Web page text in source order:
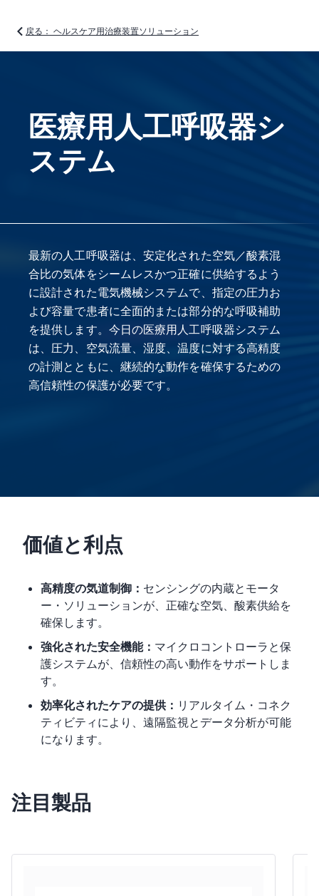
戻る： ヘルスケア用治療装置ソリューション
医療用人工呼吸器シ
ステム
最新の人工呼吸器は、安定化された空気／酸素混
合比の気体をシームレスかつ正確に供給するよう
に設計された電気機械システムで、指定の圧力お
よび容量で患者に全面的または部分的な呼吸補助
を提供します。今日の医療用人工呼吸器システム
は、圧力、空気流量、湿度、温度に対する高精度
の計測とともに、継続的な動作を確保するための
高信頼性の保護が必要です。
価値と利点
高精度の気道制御： センシングの内蔵とモータ
ー・ソリューションが、正確な空気、酸素供給を
確保します。
強化された安全機能： マイクロコントローラと保
護システムが、信頼性の高い動作をサポートしま
す。
効率化されたケアの提供： リアルタイム・コネク
ティビティにより、遠隔監視とデータ分析が可能
になります。
注目製品